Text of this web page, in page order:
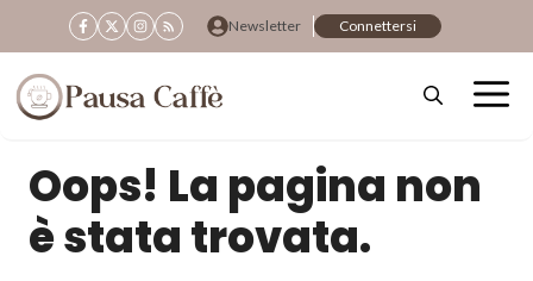
al
contenuto
Newsletter Connettersi
Oops! La pagina non
è stata trovata.